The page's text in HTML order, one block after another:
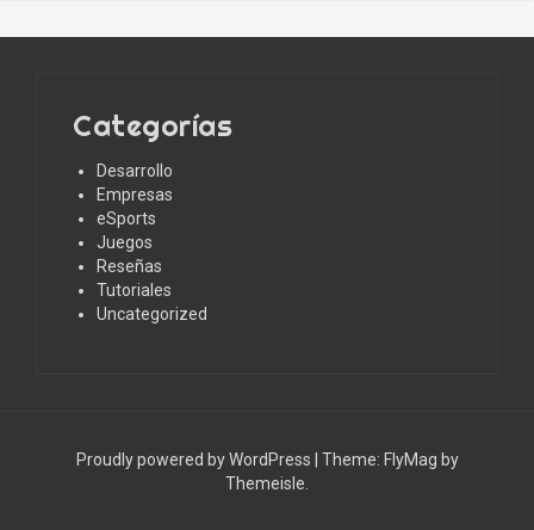
Categorías
Desarrollo
Empresas
eSports
Juegos
Reseñas
Tutoriales
Uncategorized
Proudly powered by WordPress Theme: FlyMag by
Themeisle.